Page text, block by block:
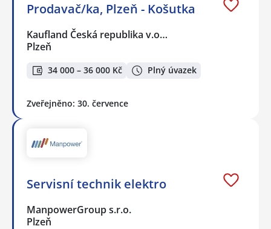
Prodavač/ka, Plzeň - Košutka
Kaufland Česká republika v.o…
Plzeň
34 000 – 36 000 Kč Plný úvazek
Zveřejněno: 30. července
Servisní technik elektro
ManpowerGroup s.r.o.
Plzeň